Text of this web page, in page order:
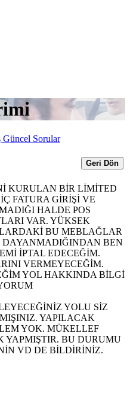
Güncel Sorular
Geri Dön
KURULAN BİR LİMİTED
FATURA GİRİŞİ VE
HALDE POS
VAR. YÜKSEK
BU MEBLAĞLAR
DAYANMADIĞINDAN BEN
İPTAL EDECEĞİM.
VERMEYECEĞİM.
YOL HAKKINDA BİLGİ
YOLU SİZ
YAPILACAK
YOK. MÜKELLEF
YAPMIŞTIR. BU DURUMU
VD DE BİLDİRİNİZ.